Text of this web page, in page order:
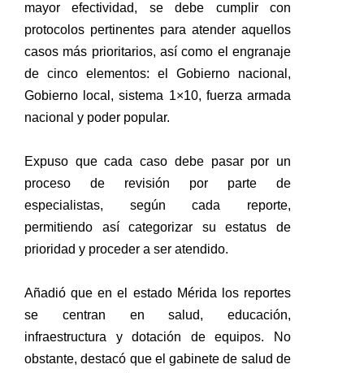
mayor efectividad, se debe cumplir con
protocolos pertinentes para atender aquellos
casos más prioritarios, así como el engranaje
de cinco elementos: el Gobierno nacional,
Gobierno local, sistema 1×10, fuerza armada
nacional y poder popular.
Expuso que cada caso debe pasar por un
proceso de revisión por parte de
especialistas, según cada reporte,
permitiendo así categorizar su estatus de
prioridad y proceder a ser atendido.
Añadió que en el estado Mérida los reportes
se centran en salud, educación,
infraestructura y dotación de equipos. No
obstante, destacó que el gabinete de salud de